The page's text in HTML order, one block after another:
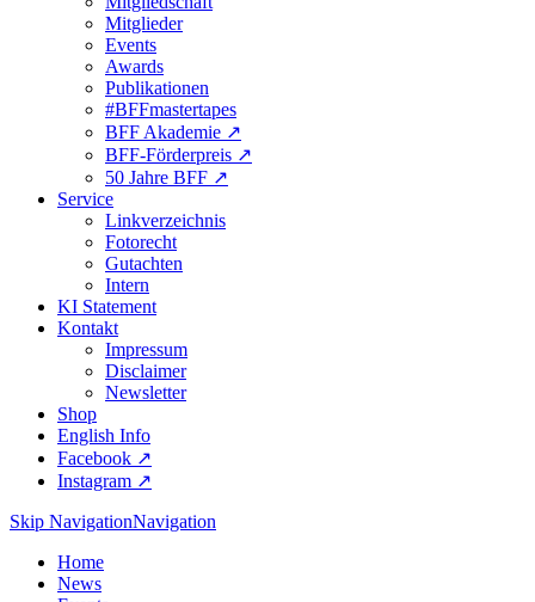
Mitglieder
Events
Awards
Publikationen
#BFFmastertapes
BFF Akademie ↗︎
BFF-Förderpreis ↗︎
50 Jahre BFF ↗︎
Service
Linkverzeichnis
Fotorecht
Gutachten
Intern
KI Statement
Kontakt
Impressum
Disclaimer
Newsletter
Shop
English Info
Facebook ↗︎
Instagram ↗︎
Skip NavigationNavigation
Home
News